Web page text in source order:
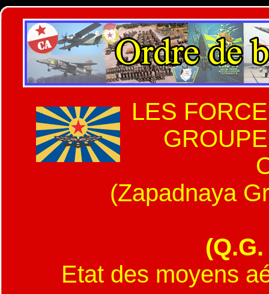
LES
(Zapadnaya
Etat des moyens